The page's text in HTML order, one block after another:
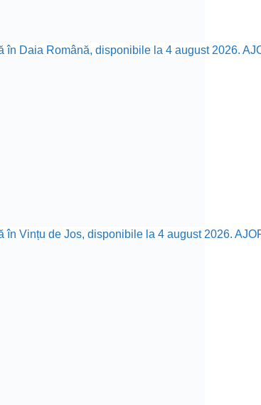
în Daia Română, disponibile la 4 august 2026.
în Vințu de Jos, disponibile la 4 august 2026.